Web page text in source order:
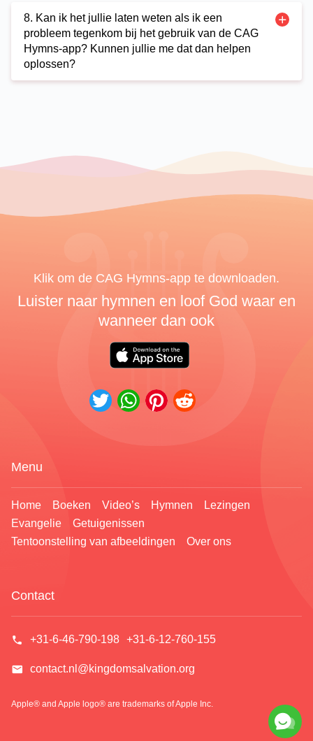
8. Kan ik het jullie laten weten als ik een
probleem tegenkom bij het gebruik van de CAG
Hymns-app? Kunnen jullie me dat dan helpen
oplossen?
Klik om de CAG Hymns-app te downloaden.
Luister naar hymnen en loof God waar en
wanneer dan ook
TwitterWhatsApp
Pinterest
Menu
Home Boeken Video’s Hymnen
Lezingen
Evangelie
Getuigenissen
Tentoonstelling van afbeeldingen
Over ons
Contact
+31-6-46-790-198 +31-6-12-760-155
contact.nl@kingdomsalvation.org
Apple® and Apple logo® are trademarks of Apple Inc.
Een zegen van God – de terugkeer van de Heer
met je familie ontvangen?